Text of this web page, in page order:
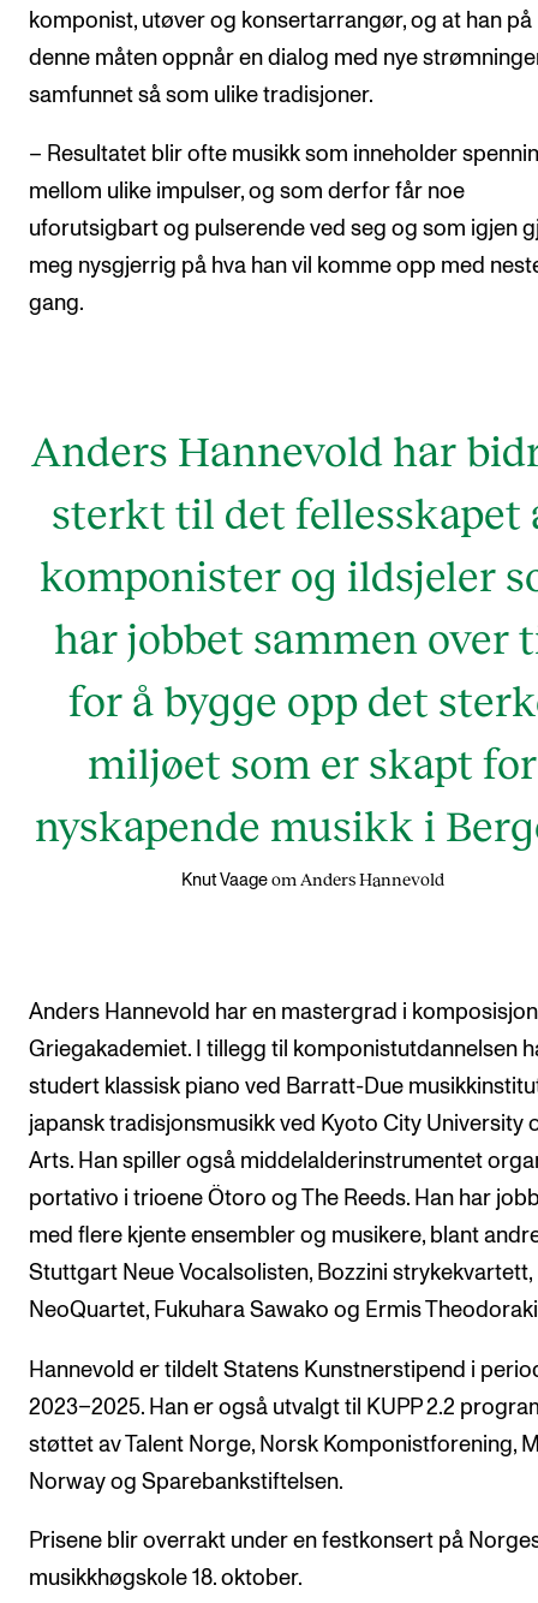
komponist, utøver og konsertarrangør, og at han på
denne måten oppnår en dialog med nye
samfunnet så som ulike tradisjoner.
– Resultatet blir ofte musikk som inneholder
mellom ulike impulser, og som derfor får noe
uforutsigbart og pulserende ved seg og som igjen
meg nysgjerrig på hva han vil komme opp med
gang.
Anders Hannevold har
sterkt til det fellesskapet
komponister og ildsjeler
har jobbet sammen over
for å bygge opp det
miljøet som er skapt for
nyskapende musikk i
Knut Vaage om Anders Hannevold
Anders Hannevold har en mastergrad i
Griegakademiet. I tillegg til komponistutdannelsen
studert klassisk piano ved Barratt-Due
japansk tradisjonsmusikk ved Kyoto City University
Arts. Han spiller også middelalderinstrumentet
portativo i trioene Ötoro og The Reeds. Han har
med flere kjente ensembler og musikere, blant
Stuttgart Neue Vocalsolisten, Bozzini strykekvartett,
NeoQuartet, Fukuhara Sawako og Ermis
Hannevold er tildelt Statens Kunstnerstipend i
2023–2025. Han er også utvalgt til KUPP 2.2
støttet av Talent Norge, Norsk Komponistforening,
Norway og Sparebankstiftelsen.
Prisene blir overrakt under en festkonsert på
musikkhøgskole 18. oktober.